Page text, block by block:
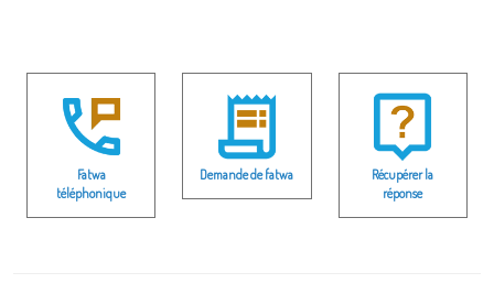
Fatwa
téléphonique
Demande de fatwa
Récupérer la
réponse